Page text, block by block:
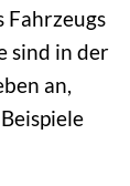
Fahrzeugs
sind in der
an,